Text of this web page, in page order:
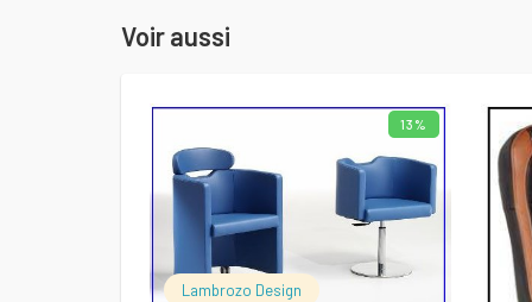
Voir aussi
13%
Lambrozo Design